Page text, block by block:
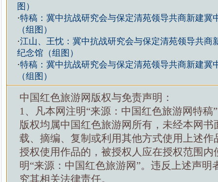
图）
·特稿：冀中抗战研究会与保定清苑领导共商新建冀
（组图）
·江山、王忱：冀中抗战研究会与保定清苑领导共商
纪念馆（组图）
·特稿：冀中抗战研究会与保定清苑领导共商新建冀
（组图）
中国红色旅游网版权与免责声明：
1、凡本网注明“来源：中国红色旅游网特稿
版权均属中国红色旅游网所有，未经本网书
载、摘编、复制或利用其他方式使用上述作
授权使用作品的，被授权人应在授权范围内
明“来源：中国红色旅游网”。违反上述声明
究其相关法律责任。